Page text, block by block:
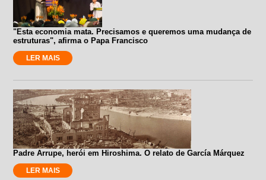
"Esta economia mata. Precisamos e queremos uma mudança de
estruturas", afirma o Papa Francisco
LER MAIS
Padre Arrupe, herói em Hiroshima. O relato de García Márquez
LER MAIS